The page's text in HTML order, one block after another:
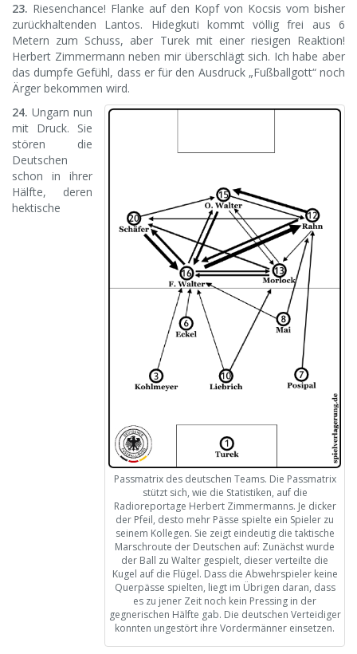
23. Riesenchance! Flanke auf den Kopf von Kocsis vom bisher
zurückhaltenden Lantos. Hidegkuti kommt völlig frei aus 6
Metern zum Schuss, aber Turek mit einer riesigen Reaktion!
Herbert Zimmermann neben mir überschlägt sich. Ich habe aber
das dumpfe Gefühl, dass er für den Ausdruck „Fußballgott“ noch
Ärger bekommen wird.
Passmatrix des deutschen Teams. Die Passmatrix
stützt sich, wie die Statistiken, auf die
Radioreportage Herbert Zimmermanns. Je dicker
der Pfeil, desto mehr Pässe spielte ein Spieler zu
seinem Kollegen. Sie zeigt eindeutig die taktische
Marschroute der Deutschen auf: Zunächst wurde
der Ball zu Walter gespielt, dieser verteilte die
Kugel auf die Flügel. Dass die Abwehrspieler keine
Querpässe spielten, liegt im Übrigen daran, dass
es zu jener Zeit noch kein Pressing in der
gegnerischen Hälfte gab. Die deutschen Verteidiger
konnten ungestört ihre Vordermänner einsetzen.
24. Ungarn nun
mit Druck. Sie
stören die
Deutschen
schon in ihrer
Hälfte, deren
hektische